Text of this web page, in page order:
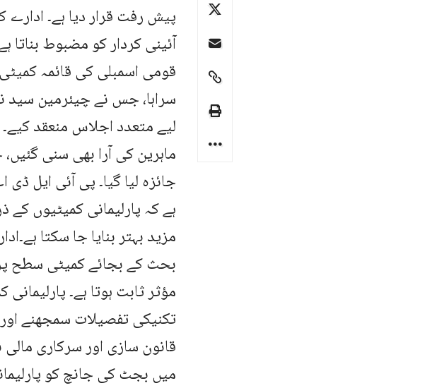
پیش رفت قرار دیا ہے۔
آئینی کردار کو مضبوط
قومی اسمبلی کی قائمہ
سراہا، جس نے چیئرمین
لیے متعدد اجلاس منعقد
ماہرین کی آرا بھی سنی
جائزہ لیا گیا۔ پی آئی ایل
ہے کہ پارلیمانی کمیٹیوں
مزید بہتر بنایا جا سکتا
بحث کے بجائے کمیٹی سطح
مؤثر ثابت ہوتا ہے۔
تکنیکی تفصیلات سمجھنے
قانون سازی اور سرکاری
میں بجٹ کی جانچ کو